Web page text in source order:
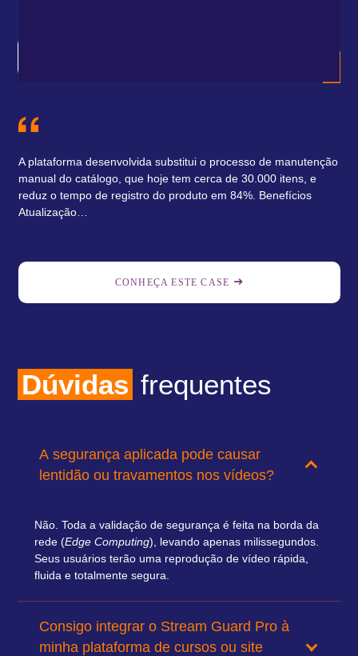
A plataforma desenvolvida substitui o processo de manutenção
manual do catálogo, que hoje tem cerca de 30.000 itens, e
reduz o tempo de registro do produto em 84%. Benefícios
Atualização…
CONHEÇA ESTE CASE
Dúvidas frequentes
A segurança aplicada pode causar
lentidão ou travamentos nos vídeos?
Não. Toda a validação de segurança é feita na borda da
rede (Edge Computing), levando apenas milissegundos.
Seus usuários terão uma reprodução de vídeo rápida,
fluida e totalmente segura.
Consigo integrar o Stream Guard Pro à
minha plataforma de cursos ou site